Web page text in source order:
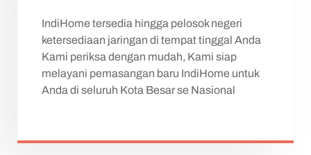
IndiHome tersedia hingga pelosok negeri
ketersediaan jaringan di tempat tinggal Anda
Kami periksa dengan mudah, Kami siap
melayani pemasangan baru IndiHome untuk
Anda di seluruh Kota Besar se Nasional